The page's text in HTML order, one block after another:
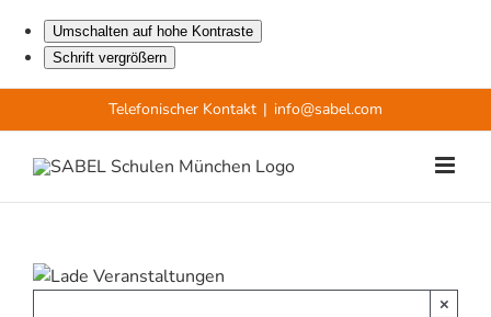
Umschalten auf hohe Kontraste
Schrift vergrößern
Inhalt
springen
Telefonischer Kontakt | info@sabel.com
×